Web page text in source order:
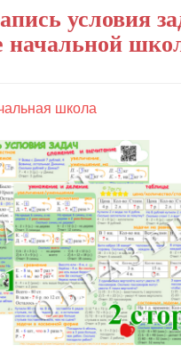
условия
начальной
школа